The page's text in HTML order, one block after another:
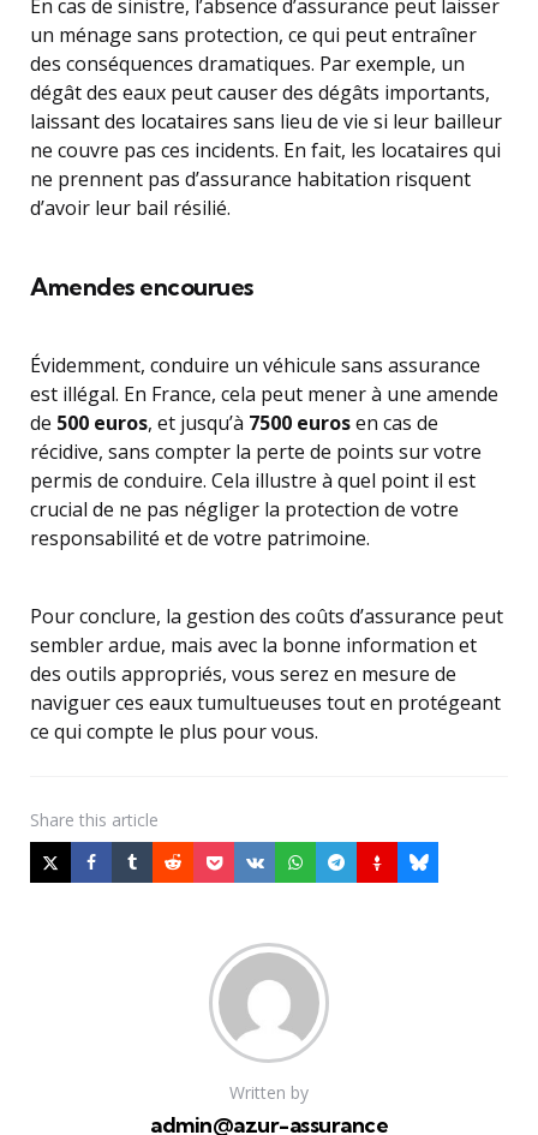
En cas de sinistre, l’absence d’assurance peut laisser
un ménage sans protection, ce qui peut entraîner
des conséquences dramatiques. Par exemple, un
dégât des eaux peut causer des dégâts importants,
laissant des locataires sans lieu de vie si leur bailleur
ne couvre pas ces incidents. En fait, les locataires qui
ne prennent pas d’assurance habitation risquent
d’avoir leur bail résilié.
Amendes encourues
Évidemment, conduire un véhicule sans assurance
est illégal. En France, cela peut mener à une amende
de 500 euros, et jusqu’à 7500 eurosen cas de
récidive, sans compter la perte de points sur votre
permis de conduire. Cela illustre à quel point il est
crucial de ne pas négliger la protection de votre
responsabilité et de votre patrimoine.
Pour conclure, la gestion des coûts d’assurance peut
sembler ardue, mais avec la bonne information et
des outils appropriés, vous serez en mesure de
naviguer ces eaux tumultueuses tout en protégeant
ce qui compte le plus pour vous.
Share this article
Written by
admin@azur-assurance